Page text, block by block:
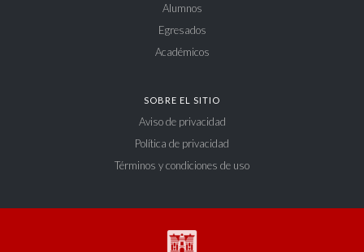
Alumnos
Egresados
Académicos
SOBRE EL SITIO
Aviso de privacidad
Política de privacidad
Términos y condiciones de uso